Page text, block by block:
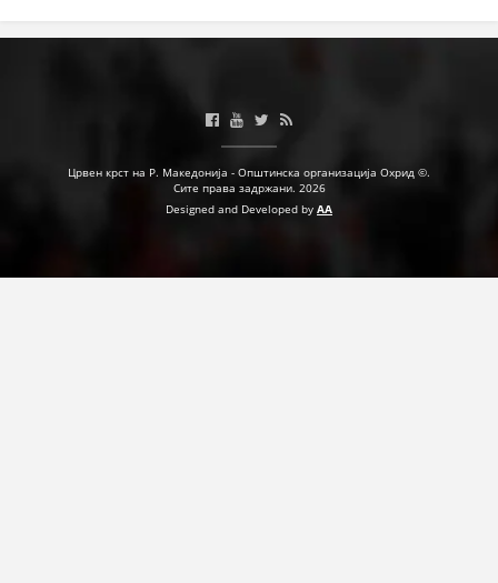
Црвен крст на Р. Македонија - Општинска организација Охрид ©.
Сите права задржани. 2026
Designed and Developed by AA